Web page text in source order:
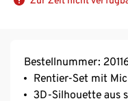
Bestellnummer:
Rentier-Set mit
3D-Silhouette aus